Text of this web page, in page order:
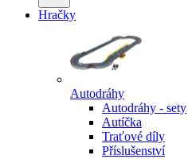
Hračky
Autodráhy
Autodráhy - sety
Autíčka
Traťové díly
Příslušenství